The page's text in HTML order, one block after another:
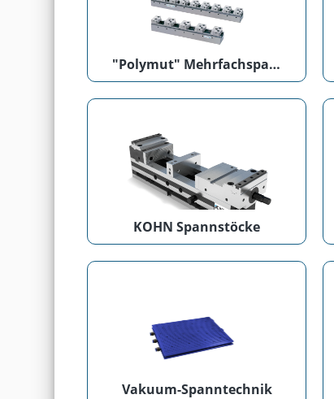
"Polymut" Mehrfachspannsystem
KOHN Spannstöcke
Vakuum-Spanntechnik